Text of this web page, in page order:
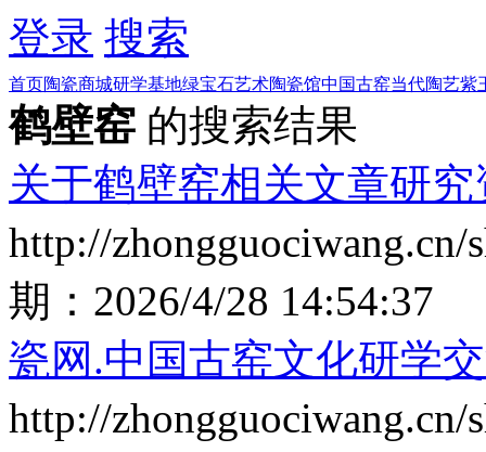
登录 搜索
首页陶瓷商城研学基地绿宝石艺术陶瓷馆中国古窑当代陶艺紫
鹤壁窑 的搜索结果
关于鹤壁窑相关文章研
http://zhongguociwang.cn/
期： 2026/4/28 14:54:37
瓷网.中国古窑文化研学
http://zhongguociwang.cn/